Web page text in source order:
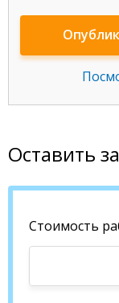
Оставить
Стоимость